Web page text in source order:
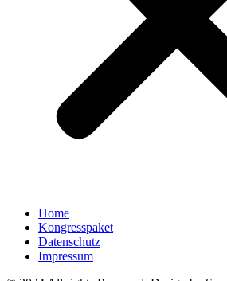
Home
Kongresspaket
Datenschutz
Impressum